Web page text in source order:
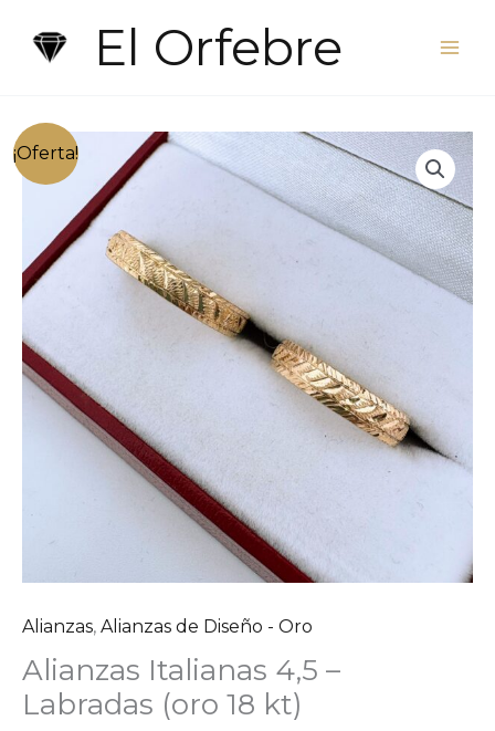
contenido
El Orfebre
¡Oferta!
Alianzas, Alianzas de Diseño - Oro
Alianzas Italianas 4,5 –
Labradas (oro 18 kt)